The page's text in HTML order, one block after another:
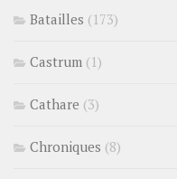
Batailles (173)
Castrum (1)
Cathare (3)
Chroniques (8)